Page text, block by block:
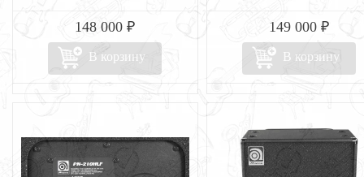
148 000 ₽
В корзину
149 000 ₽
В корзину